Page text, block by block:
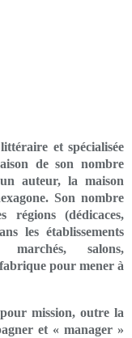
et spécialisée
de son nombre
auteur, la maison
Son nombre
régions (dédicaces,
les établissements
marchés, salons,
pour mener à
mission, outre la
et « manager »